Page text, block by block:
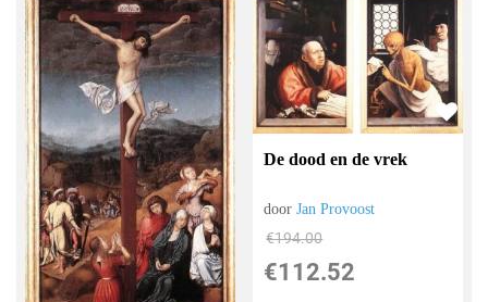
De dood en de vrek
doorJan Provoost
€194.00
€112.52